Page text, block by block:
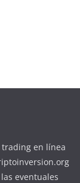
en línea
eventuales